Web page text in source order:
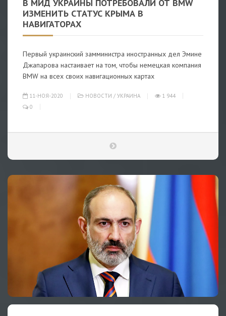
В МИД УКРАИНЫ ПОТРЕБОВАЛИ ОТ BMW
ИЗМЕНИТЬ СТАТУС КРЫМА В
НАВИГАТОРАХ
Первый украинский замминистра иностранных дел Эмине
Джапарова настаивает на том, чтобы немецкая компания
BMW на всех своих навигационных картах
11-НОЯ-2020 НОВОСТИ / УКРАИНА
1 944
0